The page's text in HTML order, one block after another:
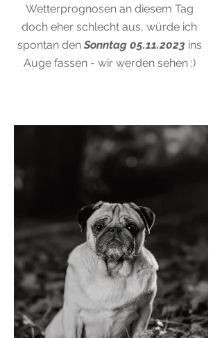
Wetterprognosen an diesem Tag
doch eher schlecht aus, würde ich
spontan den Sonntag 05.11.2023ins
Auge fassen - wir werden sehen :)